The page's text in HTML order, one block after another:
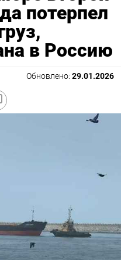
потерпел
в Россию
Обновлено: 29.01.2026